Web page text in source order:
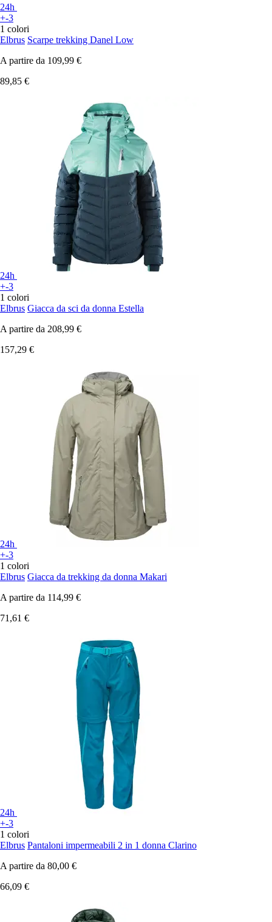
24h
+-3
1 colori
Elbrus Scarpe trekking Danel Low
A partire da 109,99 €
89,85 €
24h
+-3
1 colori
Elbrus Giacca da sci da donna Estella
A partire da 208,99 €
157,29 €
24h
+-3
1 colori
Elbrus Giacca da trekking da donna Makari
A partire da 114,99 €
71,61 €
24h
+-3
1 colori
Elbrus Pantaloni impermeabili 2 in 1 donna Clarino
A partire da 80,00 €
66,09 €